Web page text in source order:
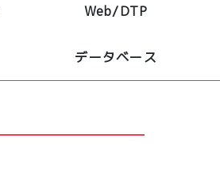
Web/DTP
データベース